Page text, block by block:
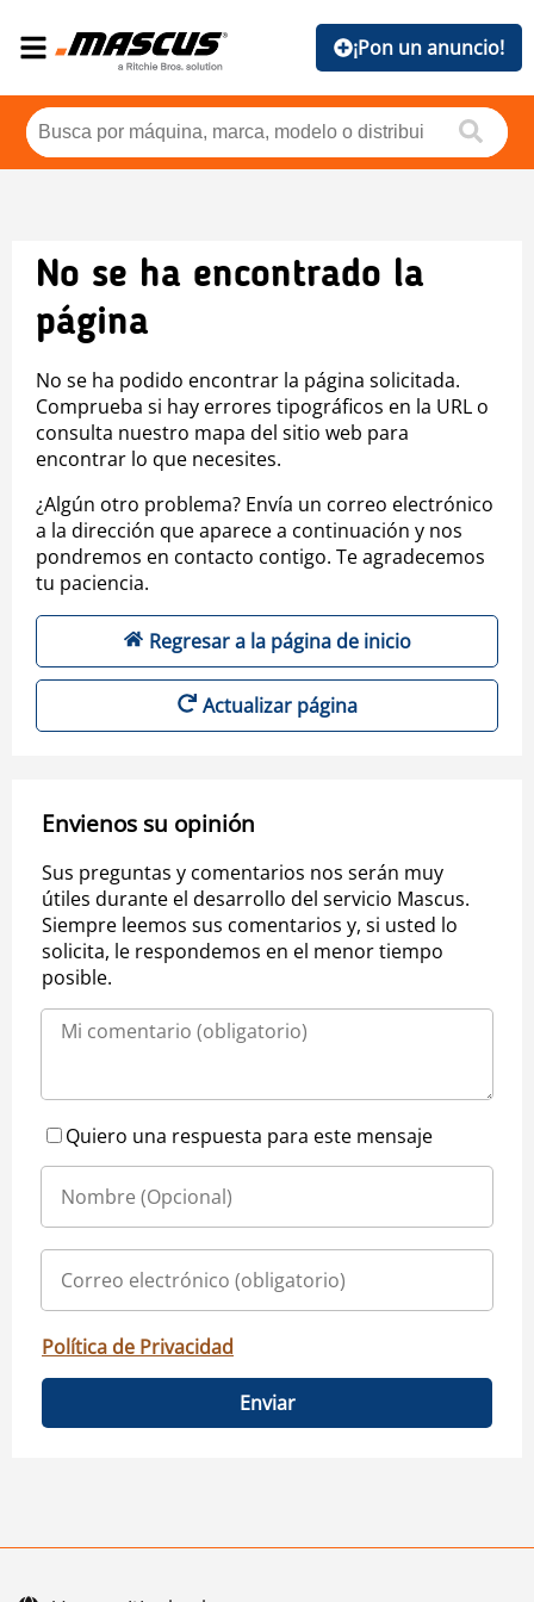
¡Pon un anuncio!
No se ha encontrado la
página
No se ha podido encontrar la página solicitada.
Comprueba si hay errores tipográficos en la URL o
consulta nuestro mapa del sitio web para
encontrar lo que necesites.
¿Algún otro problema? Envía un correo electrónico
a la dirección que aparece a continuación y nos
pondremos en contacto contigo. Te agradecemos
tu paciencia.
Regresar a la página de inicio
Actualizar página
Envienos su opinión
Sus preguntas y comentarios nos serán muy
útiles durante el desarrollo del servicio Mascus.
Siempre leemos sus comentarios y, si usted lo
solicita, le respondemos en el menor tiempo
posible.
Quiero una respuesta para este mensaje
Política de Privacidad
Enviar